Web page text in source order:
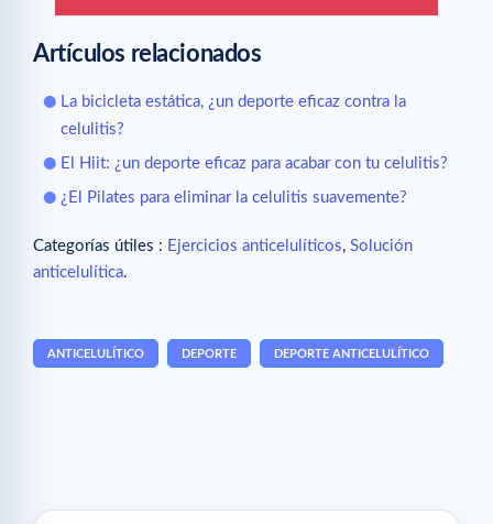
Artículos relacionados
La bicicleta estática, ¿un deporte eficaz contra la
celulitis?
El Hiit: ¿un deporte eficaz para acabar con tu celulitis?
¿El Pilates para eliminar la celulitis suavemente?
Categorías útiles : Ejercicios anticelulíticos, Solución
anticelulítica.
ANTICELULÍTICO DEPORTE DEPORTE ANTICELULÍTICO